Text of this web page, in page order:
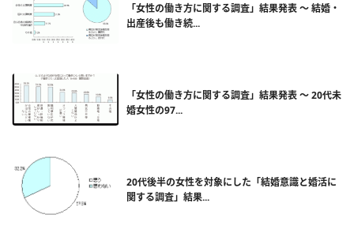
「女性の働き方に関する調査」結果発表 〜 結婚・
出産後も働き続...
「女性の働き方に関する調査」結果発表 〜 20代未
婚女性の97...
20代後半の女性を対象にした「結婚意識と婚活に
関する調査」結果...